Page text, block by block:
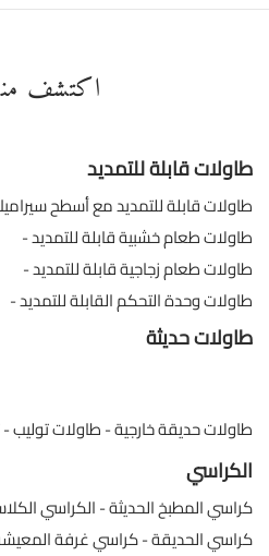
اكتشف
طاولات قابلة للتمديد
طاولات قابلة للتمديد مع أسطح
طاولات طعام خشبية قابلة للتمديد
طاولات طعام زجاجية قابلة للتمديد
طاولات وحدة التحكم القابلة للتمديد
طاولات حديثة
طاولات توليب طاولات حديقة خارجية
الكراسي
الكراسي كراسي المطبخ الحديثة
كراسي غرفة كراسي الحديقة